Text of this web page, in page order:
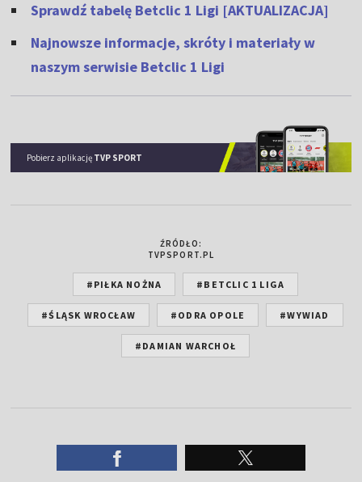
Sprawdź tabelę Betclic 1 Ligi [AKTUALIZACJA]
Najnowsze informacje, skróty i materiały w
naszym serwisie Betclic 1 Ligi
Pobierz aplikację TVP SPORT
ŹRÓDŁO:
TVPSPORT.PL
#PIŁKA NOŻNA #BETCLIC 1 LIGA
#ŚLĄSK WROCŁAW #ODRA OPOLE #WYWIAD
#DAMIAN WARCHOŁ